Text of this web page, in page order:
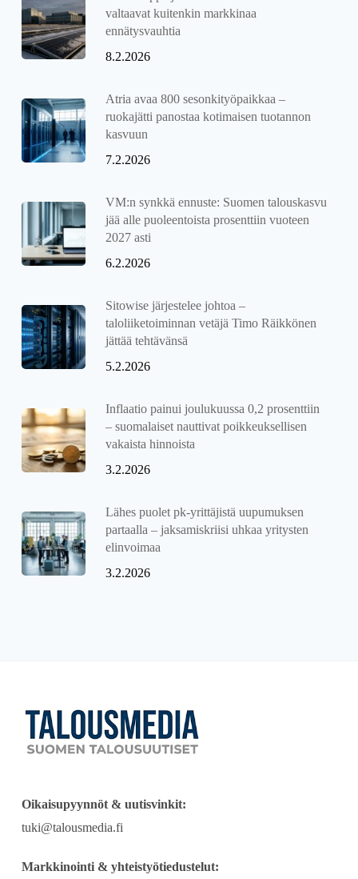
valtaavat kuitenkin markkinaa
ennätysvauhtia
8.2.2026
Atria avaa 800 sesonkityöpaikkaa –
ruokajätti panostaa kotimaisen tuotannon
kasvuun
7.2.2026
VM:n synkkä ennuste: Suomen talouskasvu
jää alle puoleentoista prosenttiin vuoteen
2027 asti
6.2.2026
Sitowise järjestelee johtoa –
taloliiketoiminnan vetäjä Timo Räikkönen
jättää tehtävänsä
5.2.2026
Inflaatio painui joulukuussa 0,2 prosenttiin
– suomalaiset nauttivat poikkeuksellisen
vakaista hinnoista
3.2.2026
Lähes puolet pk-yrittäjistä uupumuksen
partaalla – jaksamiskriisi uhkaa yritysten
elinvoimaa
3.2.2026
Oikaisupyynnöt & uutisvinkit:
tuki@talousmedia.fi
Markkinointi & yhteistyötiedustelut: